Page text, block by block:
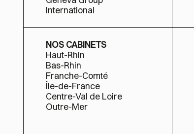
International
NOS CABINETS
Haut-Rhin
Bas-Rhin
Franche-Comté
Île-de-France
Centre-Val de Loire
Outre-Mer